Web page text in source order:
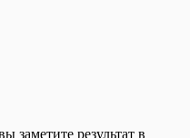
заметите результат в